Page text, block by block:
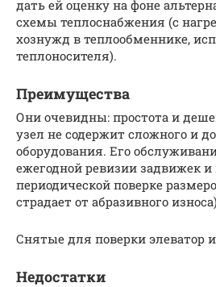
дать ей оценку на фоне
схемы теплоснабжения (с
хознужд в теплообменнике,
теплоносителя).
Преимущества
Они очевидны: простота и
узел не содержит сложного и
оборудования. Его
ежегодной ревизии задвижек и
периодической поверке
страдает от абразивного
Снятые для поверки элеватор
Недостатки